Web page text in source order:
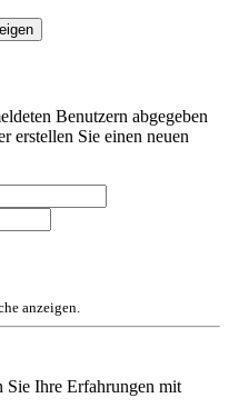
Benutzern abgegeben
erstellen Sie einen neuen
anzeigen.
Sie Ihre Erfahrungen mit